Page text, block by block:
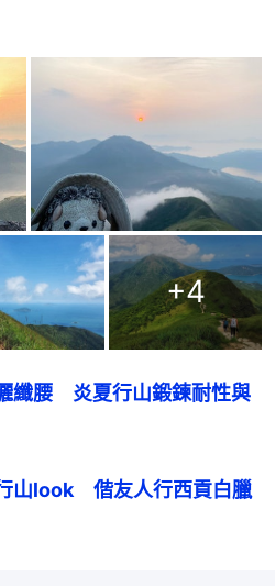
+4
纖腰　炎夏行山鍛鍊耐性與
山look　偕友人行西貢白臘